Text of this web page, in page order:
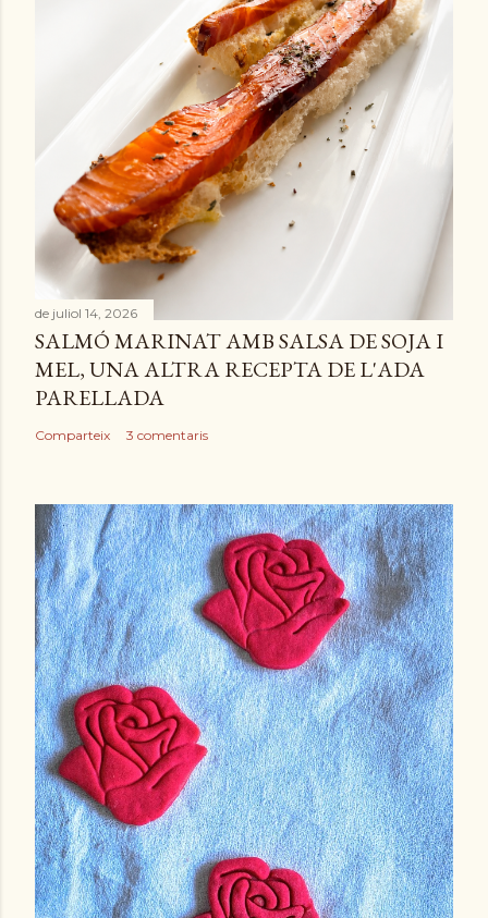
de juliol 14, 2026
SALMÓ MARINAT AMB SALSA DE SOJA I
MEL, UNA ALTRA RECEPTA DE L'ADA
PARELLADA
Comparteix 3 comentaris